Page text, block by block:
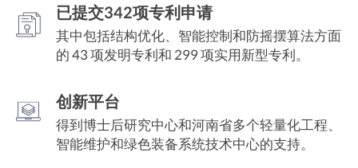
已提交342项专利申请
其中包括结构优化、智能控制和防摇摆算法方面
的 43 项发明专利和 299 项实用新型专利。
创新平台
得到博士后研究中心和河南省多个轻量化工程、
智能维护和绿色装备系统技术中心的支持。